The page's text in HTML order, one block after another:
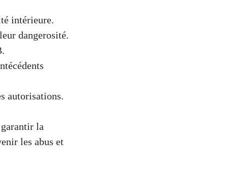
intérieure.
dangerosité.
autorisations.
la
les abus et